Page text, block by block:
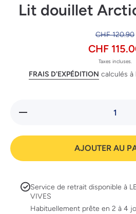
Lit douillet
CHF 120.90
CHF
Taxes incluses.
FRAIS D'EXPÉDITION calculés à
Réduire
AJOUTER AU
Service de retrait disponible à
VIVES
Habituellement prête en 2 à 4